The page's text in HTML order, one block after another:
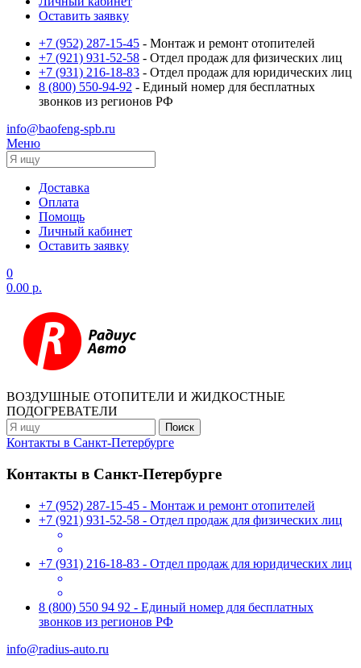
Оставить заявку
+7 (952) 287-15-45 - Монтаж и ремонт отопителей
+7 (921) 931-52-58 - Отдел продаж для физических лиц
+7 (931) 216-18-83 - Отдел продаж для юридических лиц
8 (800) 550-94-92 - Единый номер для бесплатных
звонков из регионов РФ
info@baofeng-spb.ru
Меню
Доставка
Оплата
Помощь
Личный кабинет
Оставить заявку
0
0.00 р.
ВОЗДУШНЫЕ ОТОПИТЕЛИ И ЖИДКОСТНЫЕ
ПОДОГРЕВАТЕЛИ
Контакты в Санкт-Петербурге
Контакты в Санкт-Петербурге
+7 (952) 287-15-45 - Монтаж и ремонт отопителей
+7 (921) 931-52-58 - Отдел продаж для физических лиц
+7 (931) 216-18-83 - Отдел продаж для юридических лиц
8 (800) 550 94 92 - Единый номер для бесплатных
звонков из регионов РФ
info@radius-auto.ru